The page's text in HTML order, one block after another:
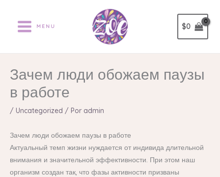
contenido
MENU $0
Зачем люди обожаем паузы
в работе
/ Uncategorized / Por admin
Зачем люди обожаем паузы в работе
Актуальный темп жизни нуждается от индивида длительной
внимания и значительной эффективности. При этом наш
организм создан так, что фазы активности призваны